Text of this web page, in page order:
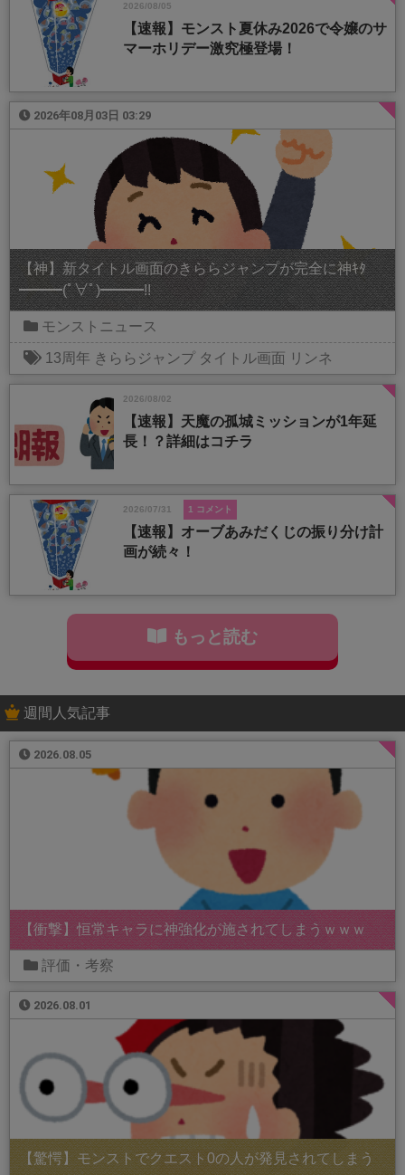
2026/08/05
【速報】モンスト夏休み2026で令嬢のサ
マーホリデー激究極登場！
2026年08月03日 03:29
【神】新タイトル画面のきららジャンプが完全に神ｷﾀ
━━━(ﾟ∀ﾟ)━━━!!
モンストニュース
13周年 きららジャンプ タイトル画面 リンネ
2026/08/02
【速報】天魔の孤城ミッションが1年延
長！？詳細はコチラ
2026/07/31 1 コメント
【速報】オーブあみだくじの振り分け計
画が続々！
もっと読む
週間人気記事
2026.08.05
【衝撃】恒常キャラに神強化が施されてしまうｗｗｗ
評価・考察
2026.08.01
【驚愕】モンストでクエスト0の人が発見されてしまう